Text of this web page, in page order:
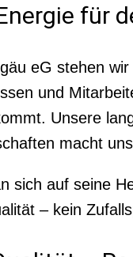
für
eG stehen
und
Unsere
macht
sich auf seine
– kein